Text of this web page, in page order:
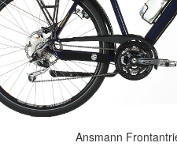
Ansmann